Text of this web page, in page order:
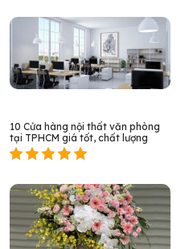
10 Cửa hàng nội thất văn phòng
tại TPHCM giá tốt, chất lượng